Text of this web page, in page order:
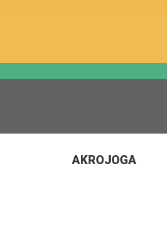
AKROJOGA